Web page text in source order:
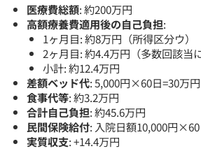
医療費総額: 約200万円
高額療養費適用後の自己負担:
1ヶ月目: 約8万円（所得区分ウ）
2ヶ月目: 約4.4万円（多数回該当
小計: 約12.4万円
差額ベッド代: 5,000円×60日=30万円
食事代等: 約3.2万円
合計自己負担: 約45.6万円
民間保険給付: 入院日額10,000円
実質収支: +14.4万円